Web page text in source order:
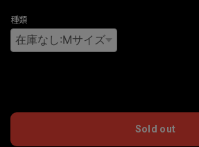
種類
Sold out